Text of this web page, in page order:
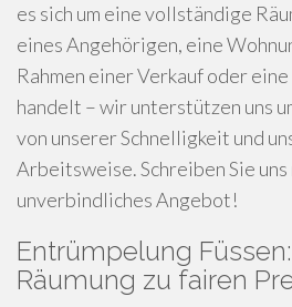
es sich um eine vollständige
eines Angehörigen, eine
Rahmen einer Verkauf oder
handelt – wir unterstützen uns
von unserer Schnelligkeit und
Arbeitsweise. Schreiben Sie
unverbindliches Angebot!
Entrümpelung
Räumung zu fairen